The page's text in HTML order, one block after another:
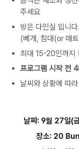
주세요
방은 다인실 입니
(베개, 침대(or 매
최대 15-20인까지
프로그램 시작 전
날씨와 상황에 따
날짜: 9월 27일(
장소: 20